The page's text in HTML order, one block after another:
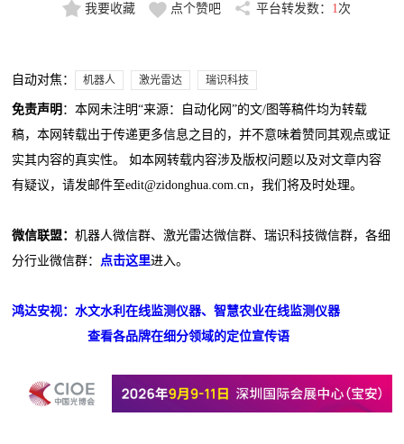
我要收藏 点个赞吧 平台转发数： 1 次
自动对焦： 机器人 激光雷达 瑞识科技
免责声明 ：本网未注明“来源：自动化网”的文/图等稿件均为转载
稿，本网转载出于传递更多信息之目的，并不意味着赞同其观点或证
实其内容的真实性。 如本网转载内容涉及版权问题以及对文章内容
有疑议，请发邮件至edit@zidonghua.com.cn，我们将及时处理。
微信联盟：机器人微信群、激光雷达微信群、瑞识科技微信群，各细
分行业微信群：
点击这里进入。
鸿达安视：水文水利在线监测仪器、智慧农业在线监测仪器
查看各品牌在细分领域的定位宣传语